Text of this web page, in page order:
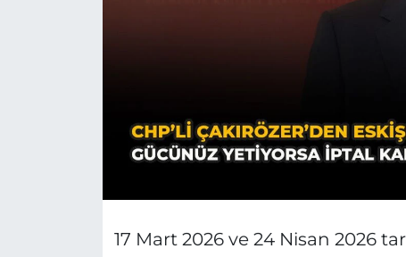
17 Mart 2026 ve 24 Nisan 2026